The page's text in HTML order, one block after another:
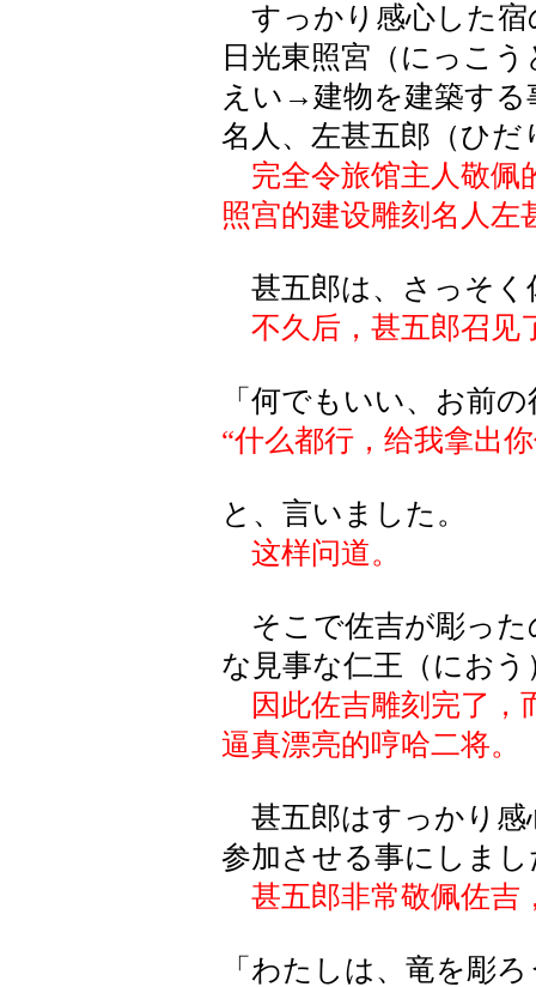
すっかり感心した宿
日光東照宮（にっこ
えい→建物を建築する
名人、左甚五郎（ひ
完全令旅馆主人敬佩
照宫的建设雕刻名人左
甚五郎は、さっそく
不久后，甚五郎召见
「何でもいい、お前
“什么都行，给我拿出
と、言いました。
这样问道。
そこで佐吉が彫った
な見事な仁王（にお
因此佐吉雕刻完了
逼真漂亮的哼哈二将。
甚五郎はすっかり感
参加させる事にしまし
甚五郎非常敬佩佐吉
「わたしは、竜を彫